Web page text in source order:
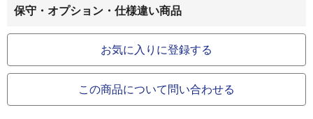
保守・オプション・仕様違い商品
お気に入りに登録する
この商品について問い合わせる